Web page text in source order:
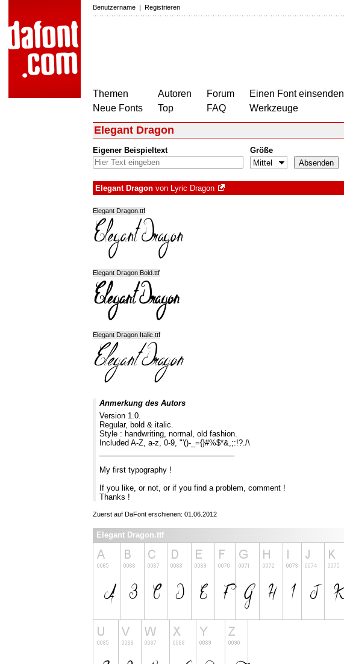
Benutzername | Registrieren
Themen
Neue Fonts
Autoren
Top
Forum
FAQ
Einen Font einsenden
Werkzeuge
Elegant Dragon
Eigener Beispieltext Größe
Elegant Dragon von Lyric Dragon
Elegant Dragon.ttf
Elegant Dragon Bold.ttf
Elegant Dragon Italic.ttf
Anmerkung des Autors
Version 1.0.
Regular, bold & italic.
Style : handwriting, normal, old fashion.
Included A-Z, a-z, 0-9, "'()-_={}#%$*&,;:!?./\
My first typography !
If you like, or not, or if you find a problem, comment !
Thanks !
Zuerst auf DaFont erschienen: 01.06.2012
Elegant Dragon.ttf